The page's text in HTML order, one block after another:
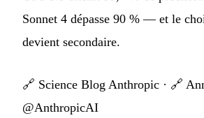
Sonnet 4 dépasse 90 % — et le
devient secondaire.
🔗 Science Blog Anthropic · 🔗
@AnthropicAI